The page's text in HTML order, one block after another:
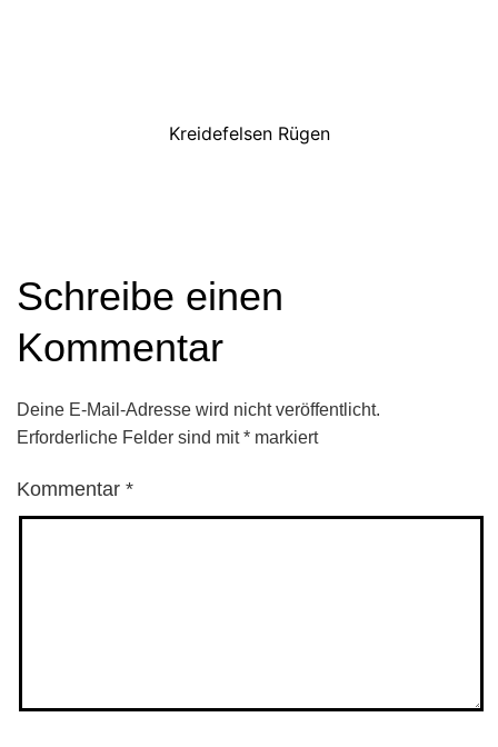
Kreidefelsen Rügen
Schreibe einen
Kommentar
Deine E-Mail-Adresse wird nicht veröffentlicht.
Erforderliche Felder sind mit* markiert
Kommentar *